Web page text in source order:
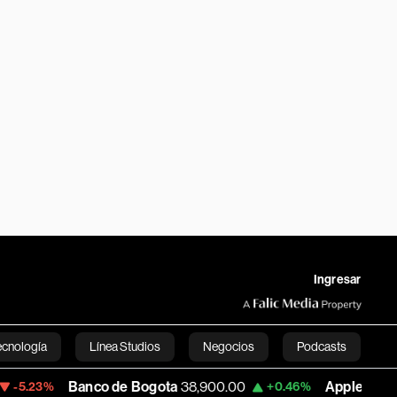
Ingresar
Línea Studios Negocios Podcasts
English
Banco de Bogota 38,900.00 +0.46% Apple 312.53 +0.51%